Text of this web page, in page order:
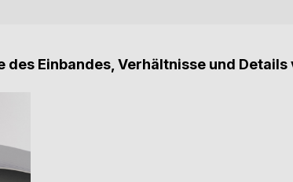
Einbandes, Verhältnisse und